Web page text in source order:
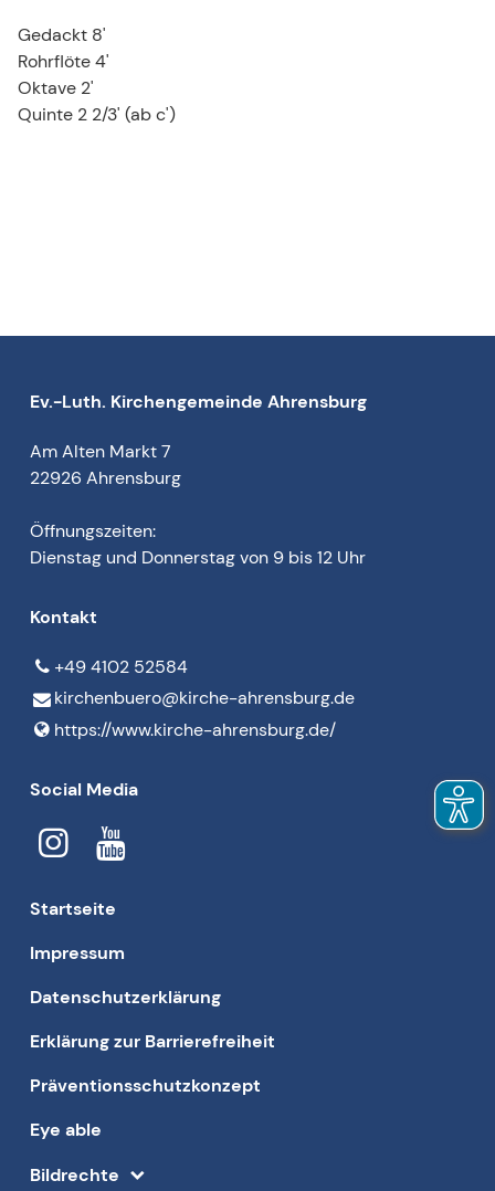
Gedackt 8'
Rohrflöte 4'
Oktave 2'
Quinte 2 2/3' (ab c')
Ev.-Luth. Kirchengemeinde Ahrensburg
Am Alten Markt 7
22926 Ahrensburg
Öffnungszeiten:
Dienstag und Donnerstag von 9 bis 12 Uhr
Kontakt
+49 4102 52584
kirchenbuero@​kirche-ahrensburg.​de
https://www.​kirche-ahrensburg.​de/
Social Media
Startseite
Impressum
Datenschutzerklärung
Erklärung zur Barrierefreiheit
Präventionsschutzkonzept
Eye able
Bildrechte